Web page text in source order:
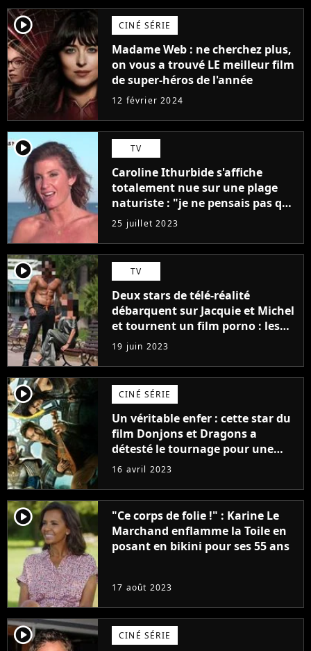
player2 CINÉ SÉRIE
Madame Web : ne cherchez plus,
on vous a trouvé LE meilleur film
de super-héros de l'année
12 février 2024
player2 TV
Caroline Ithurbide s'affiche
totalement nue sur une plage
naturiste : "je ne pensais pas que
j'arriverais à le faire..."
25 juillet 2023
player2 TV
Deux stars de télé-réalité
débarquent sur Jacquie et Michel
et tournent un film porno : les
premières images du tournage
(exclu)
19 juin 2023
player2 CINÉ SÉRIE
Un véritable enfer : cette star du
film Donjons et Dragons a
détesté le tournage pour une
raison très spéciale
16 avril 2023
player2
"Ce corps de folie !" : Karine Le
Marchand enflamme la Toile en
posant en bikini pour ses 55 ans
17 août 2023
player2 CINÉ SÉRIE